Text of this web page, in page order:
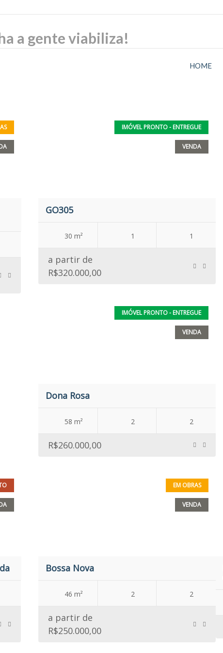
HOME
IMÓVEL PRONTO - ENTREGUE
VENDA
GO305
30 m² 1 1
a partir de
R$320.000,00
IMÓVEL PRONTO - ENTREGUE
VENDA
Dona Rosa
58 m² 2 2
R$260.000,00
EM OBRAS
VENDA
Bossa Nova
46 m² 2 2
a partir de
R$250.000,00